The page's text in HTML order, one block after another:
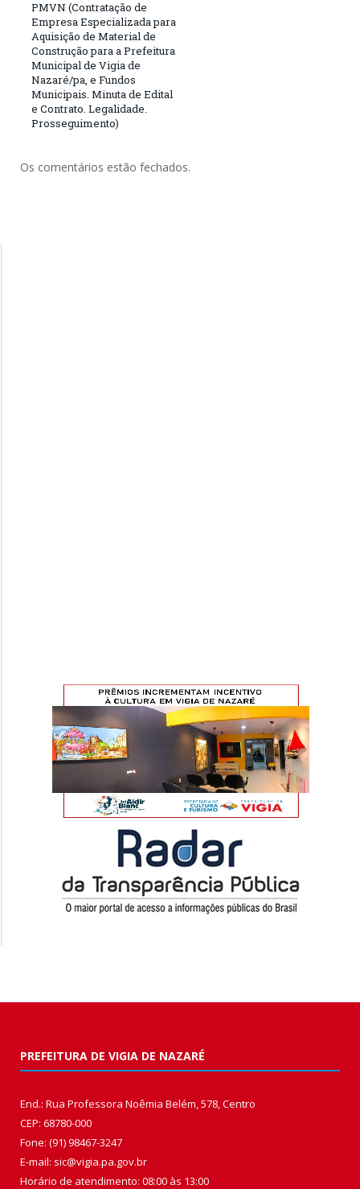
PMVN (Contratação de
Empresa Especializada para
Aquisição de Material de
Construção para a Prefeitura
Municipal de Vigia de
Nazaré/pa, e Fundos
Municipais. Minuta de Edital
e Contrato. Legalidade.
Prosseguimento)
Os comentários estão fechados.
PREFEITURA DE VIGIA DE NAZARÉ
End.: Rua Professora Noêmia Belém, 578, Centro
CEP: 68780-000
Fone: (91) 98467-3247
E-mail: sic@vigia.pa.gov.br
Horário de atendimento: 08:00 às 13:00